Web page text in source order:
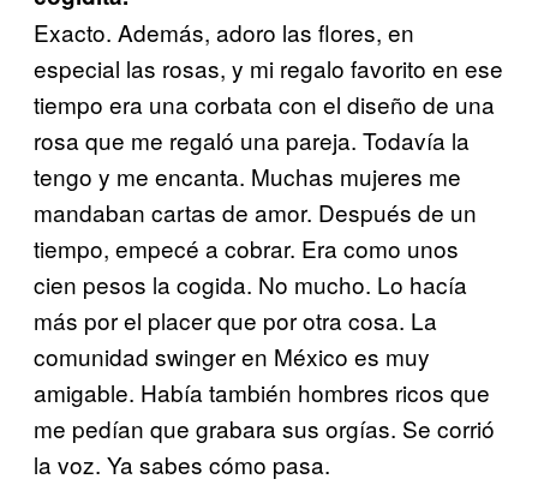
Exacto. Además, adoro las flores, en
especial las rosas, y mi regalo favorito en ese
tiempo era una corbata con el diseño de una
rosa que me regaló una pareja. Todavía la
tengo y me encanta. Muchas mujeres me
mandaban cartas de amor. Después de un
tiempo, empecé a cobrar. Era como unos
cien pesos la cogida. No mucho. Lo hacía
más por el placer que por otra cosa. La
comunidad swinger en México es muy
amigable. Había también hombres ricos que
me pedían que grabara sus orgías. Se corrió
la voz. Ya sabes cómo pasa.